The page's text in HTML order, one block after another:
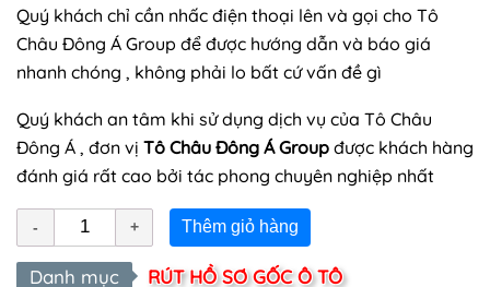
Quý khách chỉ cần nhấc điện thoại lên và gọi cho Tô
Châu Đông Á Group để được hướng dẫn và báo giá
nhanh chóng , không phải lo bất cứ vấn đề gì
Quý khách an tâm khi sử dụng dịch vụ của Tô Châu
Đông Á , đơn vị Tô Châu Đông Á Group được khách hàng
đánh giá rất cao bởi tác phong chuyên nghiệp nhất
Thêm giỏ hàng
Danh mục RÚT HỒ SƠ GỐC Ô TÔ